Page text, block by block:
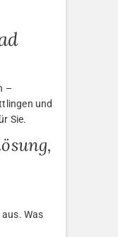
–
und
Sie.
Was